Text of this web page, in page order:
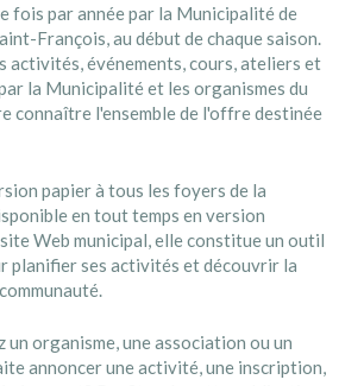
fois par année par la Municipalité de
François, au début de chaque saison.
activités, événements, cours, ateliers et
la Municipalité et les organismes du
connaître l'ensemble de l'offre destinée
papier à tous les foyers de la
en tout temps en version
Web municipal, elle constitue un outil
planifier ses activités et découvrir la
un organisme, une association ou un
annoncer une activité, une inscription,